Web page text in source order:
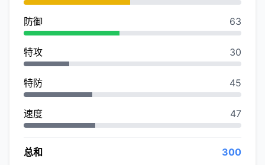
防御 63
特攻 30
特防 45
速度 47
总和 300